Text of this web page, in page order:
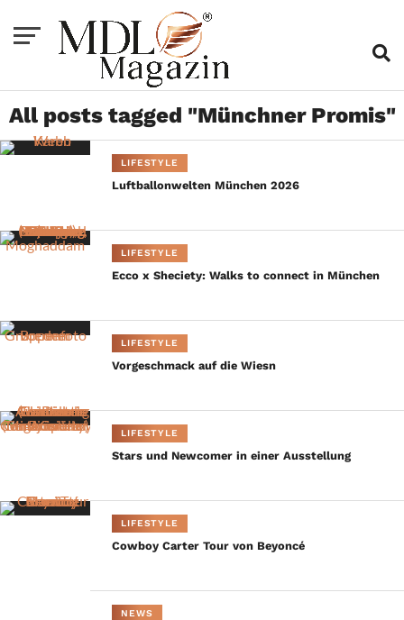
All posts tagged "Münchner Promis"
LIFESTYLE
Luftballonwelten München 2026
LIFESTYLE
Ecco x Sheciety: Walks to connect in München
LIFESTYLE
Vorgeschmack auf die Wiesn
LIFESTYLE
Stars und Newcomer in einer Ausstellung
LIFESTYLE
Cowboy Carter Tour von Beyoncé
NEWS